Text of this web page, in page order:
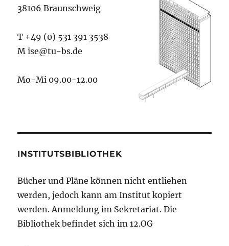
38106 Braunschweig
T +49 (0) 531 391 3538
M ise@tu-bs.de
Mo-Mi 09.00-12.00
INSTITUTSBIBLIOTHEK
Bücher und Pläne können nicht entliehen
werden, jedoch kann am Institut kopiert
werden. Anmeldung im Sekretariat. Die
Bibliothek befindet sich im 12.OG